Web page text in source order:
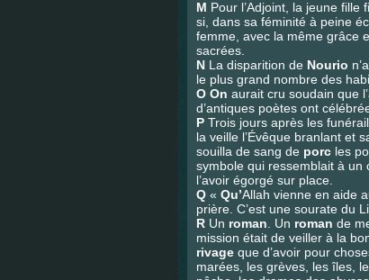
M Pour l’Adjoint, la jeune
si, dans sa féminité à peine
femme, avec la même grâce
sacrées.
N La disparition de Nourio
le plus grand nombre des
O On aurait cru soudain que
d’antiques poètes ont
P Trois jours après les
la veille l’Évêque branlant et
souilla de sang de porc les
symbole qui ressemblait à
l’avoir égorgé sur place.
Q « Qu’Allah vienne en aide
prière. C’est une sourate du
R Un roman . Un roman de
mission était de veiller à la
rivage que d’avoir pour
marées, les grèves, les îles,